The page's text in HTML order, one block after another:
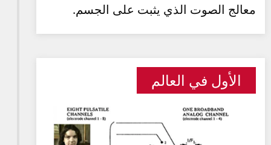
معالج الصوت الذي يثبت على الجسم.
الأول في العالم